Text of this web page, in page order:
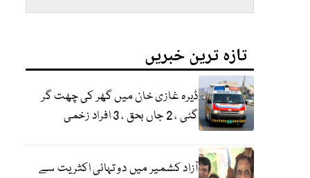
تازہ ترین خبریں
ڈیرہ غازی خان میں گھر کی چھت گر
گئی ، 2 جاں بحق ، 3 افراد زخمی
آزاد کشمیر میں دو تہائی اکثریت سے